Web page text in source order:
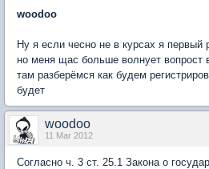
woodoo
Ну я если чесно не в курсах я первый
но меня щас больше волнует вопрост
там разберёмся как будем
будет
woodoo
11 Mar 2012
Согласно ч. 3 ст. 25.1 Закона о